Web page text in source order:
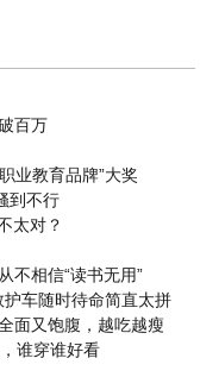
百万
业教育品牌”大奖
到不行
太对？
不相信“读书无用”
车随时待命简直太拼
面又饱腹，越吃越瘦
谁穿谁好看